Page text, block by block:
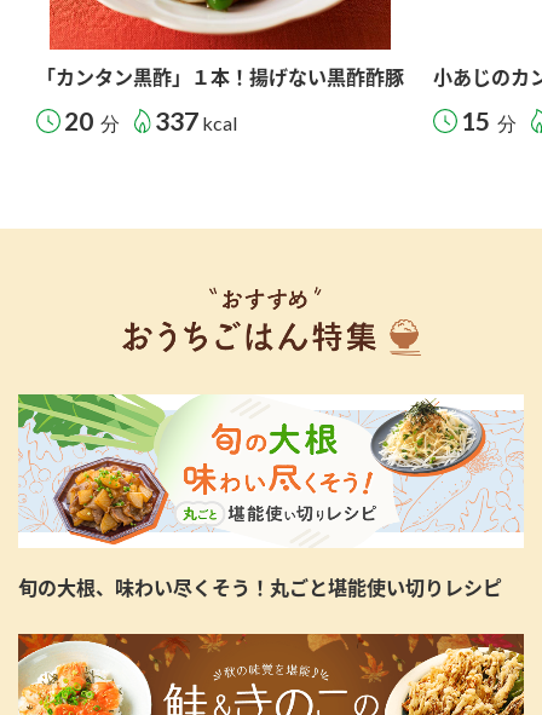
「カンタン黒酢」１本！揚げない黒酢酢豚
20 分 337 kcal
小あじのカ
15 分
旬の大根、味わい尽くそう！丸ごと堪能使い切りレシピ